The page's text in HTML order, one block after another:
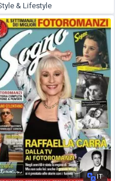
& Lifestyle
15 December 2020
IT